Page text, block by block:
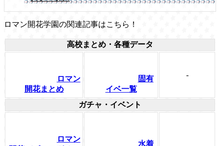
ロマン開花学園の関連記事はこちら！
高校まとめ・各種データ
ロマン
開花まとめ
固有
イベ一覧
-
ガチャ・イベント
ロマン
水着